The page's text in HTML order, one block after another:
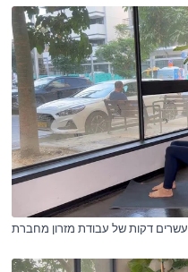
עשרים דקות של עבודת מזרון מחברת